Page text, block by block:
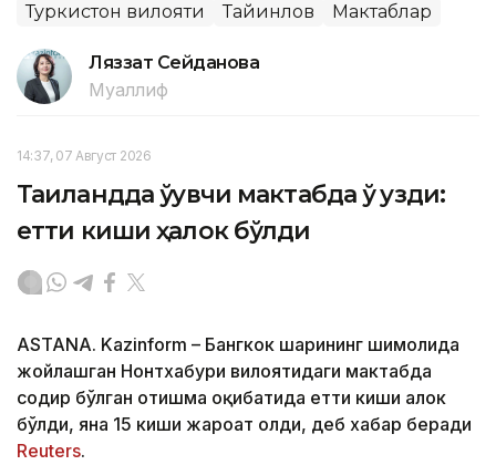
Туркистон вилояти Тайинлов Мактаблар
Ляззат Сейданова
Муаллиф
14:37, 07 Август 2026
Таиландда ўқувчи мактабда ўқ узди:
етти киши ҳалок бўлди
ASTANA. Kazinform – Бангкок шаҳрининг шимолида
жойлашган Нонтхабури вилоятидаги мактабда
содир бўлган отишма оқибатида етти киши ҳалок
бўлди, яна 15 киши жароҳат олди, деб хабар беради
Reuters.